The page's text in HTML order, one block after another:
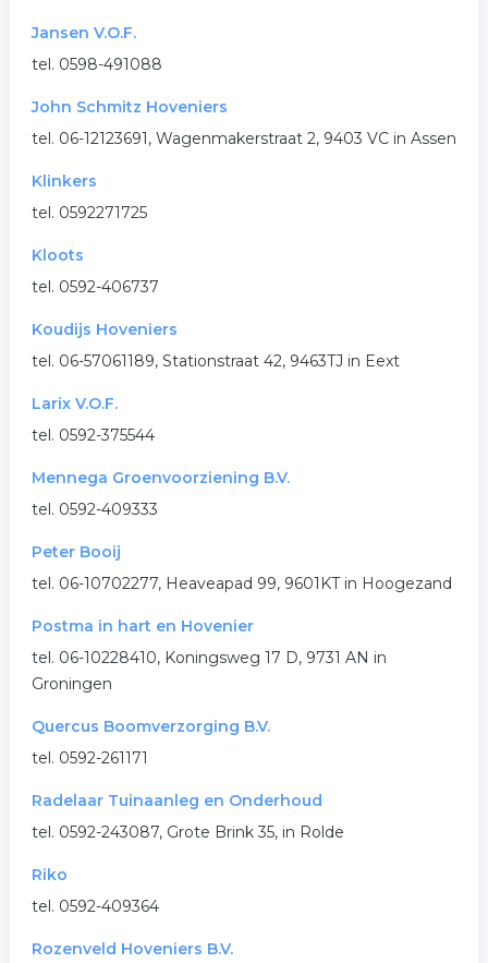
Jansen V.O.F.
tel. 0598-491088
John Schmitz Hoveniers
tel. 06-12123691, Wagenmakerstraat 2, 9403 VC in Assen
Klinkers
tel. 0592271725
Kloots
tel. 0592-406737
Koudijs Hoveniers
tel. 06-57061189, Stationstraat 42, 9463TJ in Eext
Larix V.O.F.
tel. 0592-375544
Mennega Groenvoorziening B.V.
tel. 0592-409333
Peter Booij
tel. 06-10702277, Heaveapad 99, 9601KT in Hoogezand
Postma in hart en Hovenier
tel. 06-10228410, Koningsweg 17 D, 9731 AN in
Groningen
Quercus Boomverzorging B.V.
tel. 0592-261171
Radelaar Tuinaanleg en Onderhoud
tel. 0592-243087, Grote Brink 35, in Rolde
Riko
tel. 0592-409364
Rozenveld Hoveniers B.V.